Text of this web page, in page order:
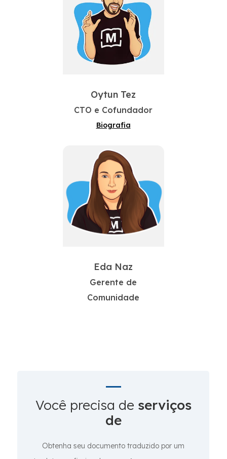
Oytun Tez
CTO e Cofundador
Biografia
Eda Naz
Gerente de
Comunidade
Você precisa de serviços
de
Obtenha seu documento traduzido por um